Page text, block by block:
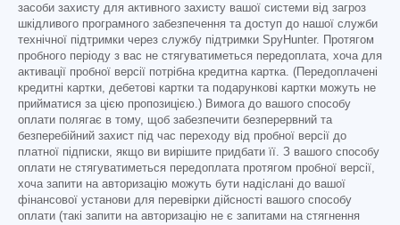
засоби захисту для активного захисту вашої системи від загроз
шкідливого програмного забезпечення та доступ до нашої служби
технічної підтримки через службу підтримки SpyHunter. Протягом
пробного періоду з вас не стягуватиметься передоплата, хоча для
активації пробної версії потрібна кредитна картка. (Передоплачені
кредитні картки, дебетові картки та подарункові картки можуть не
прийматися за цією пропозицією.) Вимога до вашого способу
оплати полягає в тому, щоб забезпечити безперервний та
безперебійний захист під час переходу від пробної версії до
платної підписки, якщо ви вирішите придбати її. З вашого способу
оплати не стягуватиметься передоплата протягом пробної версії,
хоча запити на авторизацію можуть бути надіслані до вашої
фінансової установи для перевірки дійсності вашого способу
оплати (такі запити на авторизацію не є запитами на стягнення